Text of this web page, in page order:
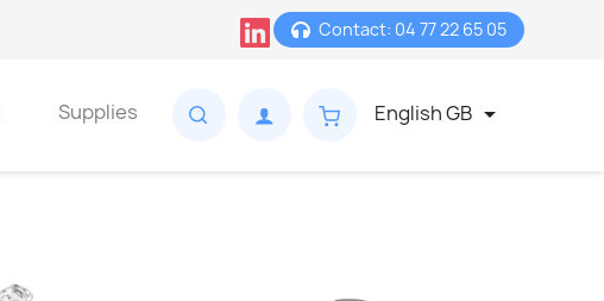
Contact: 04 77 22 65 05
Supplies English GB 